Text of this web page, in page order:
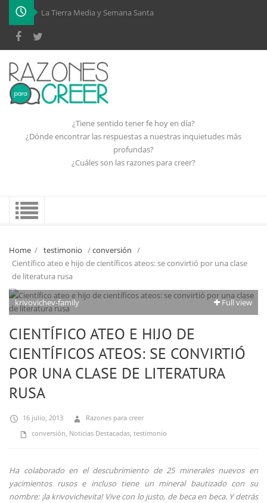
-
¿Tiene sentido tener fe hoy en día?
¿Dónde encontrar las respuestas a nuestras inquietudes más
profundas?
¿Cuáles son las razones para creer?
Home / testimonio /conversión /
Científico ateo e hijo de científicos ateos: se convirtió por una clase
de literatura rusa
krivovichev-family Full view
CIENTÍFICO ATEO E HIJO DE
CIENTÍFICOS ATEOS: SE CONVIRTIÓ
POR UNA CLASE DE LITERATURA
RUSA
16 julio, 2013
Razones para creer
conversión Noticias Destacadas testimonio
Ha colaborado en el descubrimiento de 25 minerales nuevos en
yacimientos rusos e incluso tiene un mineral bautizado con su
nombre: ¡la krivovichevita! Vive con lo justo, de beca en beca. Y detrás